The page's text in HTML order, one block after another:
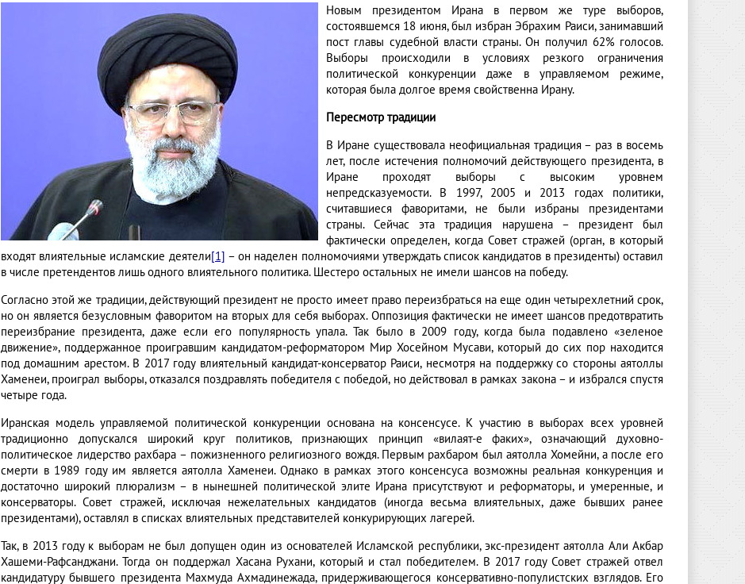
Новым президентом Ирана в первом же туре выборов,
состоявшемся 18 июня, был избран Эбрахим Раиси, занимавший
пост главы судебной власти страны. Он получил 62% голосов.
Выборы происходили в условиях резкого ограничения
политической конкуренции даже в управляемом режиме,
которая была долгое время свойственна Ирану.
Пересмотр традиции
В Иране существовала неофициальная традиция – раз в восемь
лет, после истечения полномочий действующего президента, в
Иране проходят выборы с высоким уровнем
непредсказуемости. В 1997, 2005 и 2013 годах политики,
считавшиеся фаворитами, не были избраны президентами
страны. Сейчас эта традиция нарушена – президент был
фактически определен, когда Совет стражей (орган, в который
входят влиятельные исламские деятели[1] – он наделен полномочиями утверждать список кандидатов в президенты) оставил
в числе претендентов лишь одного влиятельного политика. Шестеро остальных не имели шансов на победу.
Согласно этой же традиции, действующий президент не просто имеет право переизбраться на еще один четырехлетний срок,
но он является безусловным фаворитом на вторых для себя выборах. Оппозиция фактически не имеет шансов предотвратить
переизбрание президента, даже если его популярность упала. Так было в 2009 году, когда была подавлено «зеленое
движение», поддержанное проигравшим кандидатом-реформатором Мир Хосейном Мусави, который до сих пор находится
под домашним арестом. В 2017 году влиятельный кандидат-консерватор Раиси, несмотря на поддержку со стороны аятоллы
Хаменеи, проиграл выборы, отказался поздравлять победителя с победой, но действовал в рамках закона – и избрался спустя
четыре года.
Иранская модель управляемой политической конкуренции основана на консенсусе. К участию в выборах всех уровней
традиционно допускался широкий круг политиков, признающих принцип «вилаят-е факих», означающий духовно-
политическое лидерство рахбара – пожизненного религиозного вождя. Первым рахбаром был аятолла Хомейни, а после его
смерти в 1989 году им является аятолла Хаменеи. Однако в рамках этого консенсуса возможны реальная конкуренция и
достаточно широкий плюрализм – в нынешней политической элите Ирана присутствуют и реформаторы, и умеренные, и
консерваторы. Совет стражей, исключая нежелательных кандидатов (иногда весьма влиятельных, даже бывших ранее
президентами), оставлял в списках влиятельных представителей конкурирующих лагерей.
Так, в 2013 году к выборам не был допущен один из основателей Исламской республики, экс-президент аятолла Али Акбар
Хашеми-Рафсанджани. Тогда он поддержал Хасана Рухани, который и стал победителем. В 2017 году Совет стражей отвел
кандидатуру бывшего президента Махмуда Ахмадинежада, придерживающегося консервативно-популистских взглядов. Его